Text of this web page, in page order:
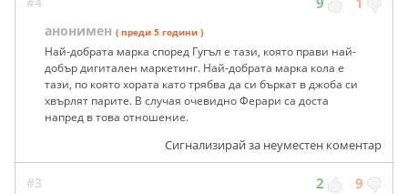
анонимен ( преди 5 години )
Най-добрата марка според Гугъл е тази, която прави най-
добър дигитален маркетинг. Най-добрата марка кола е
тази, по която хората като трябва да си бъркат в джоба си
хвърлят парите. В случая очевидно Ферари са доста
напред в това отношение.
Сигнализирай за неуместен коментар
#3 2 9